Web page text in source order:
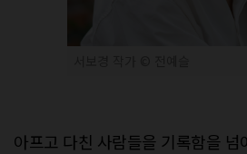
아프고 다친 사람들을 기록함을 넘